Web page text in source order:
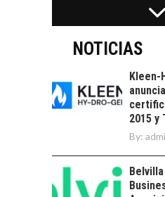
servicios
PARA
El
LA
FRENTE AL
DE
NOTICIAS
Kleen-
2015 y
By: